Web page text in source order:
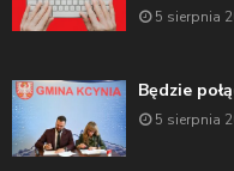
5 sierpnia
Będzie
5 sierpnia